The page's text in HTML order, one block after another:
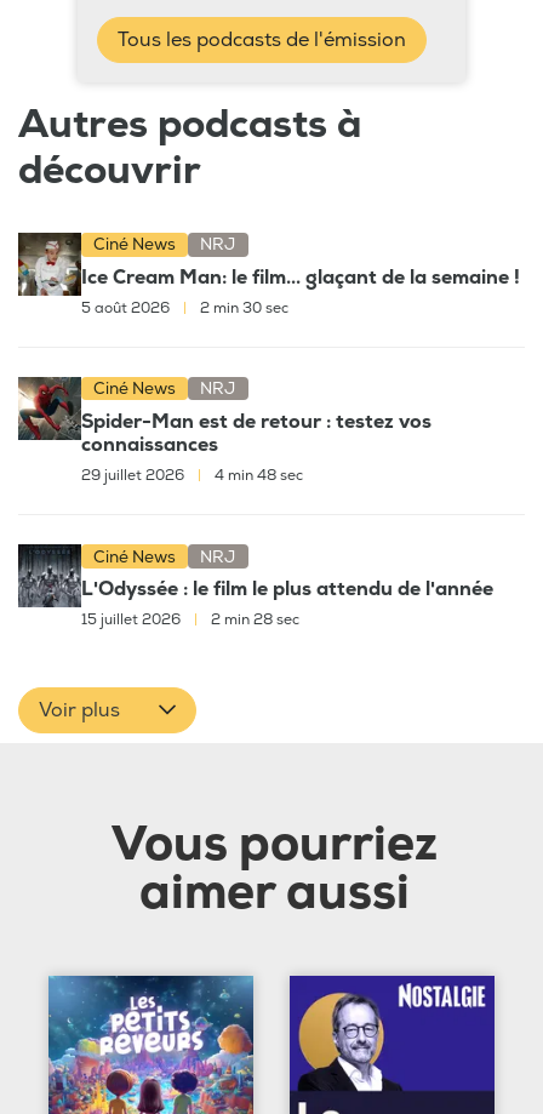
Tous les podcasts de l'émission
Autres podcasts à
découvrir
Ciné News NRJ
Ice Cream Man: le film... glaçant de la semaine !
5 août 2026 2 min 30 sec
Ciné News NRJ
Spider-Man est de retour : testez vos
connaissances
29 juillet 2026 4 min 48 sec
Ciné News NRJ
L'Odyssée : le film le plus attendu de l'année
15 juillet 2026 | 2 min 28 sec
Voir plus
Vous pourriez
aimer aussi